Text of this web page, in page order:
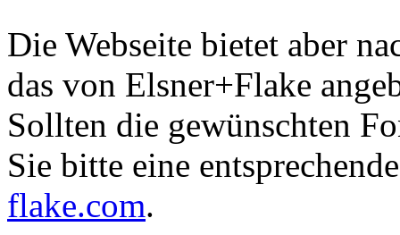
Die Webseite bietet aber
das von Elsner+Flake
Sollten die gewünschten
Sie bitte eine
flake.com.